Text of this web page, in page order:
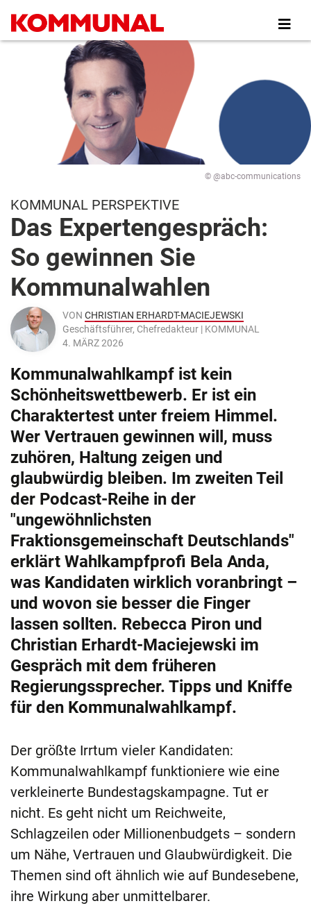
zum
Inhalt
© @abc-communications
KOMMUNAL PERSPEKTIVE
Das Expertengespräch:
So gewinnen Sie
Kommunalwahlen
VON CHRISTIAN ERHARDT-MACIEJEWSKI
Geschäftsführer, Chefredakteur | KOMMUNAL
4. MÄRZ 2026
Kommunalwahlkampf ist kein
Schönheitswettbewerb. Er ist ein
Charaktertest unter freiem Himmel.
Wer Vertrauen gewinnen will, muss
zuhören, Haltung zeigen und
glaubwürdig bleiben. Im zweiten Teil
der Podcast-Reihe in der
"ungewöhnlichsten
Fraktionsgemeinschaft Deutschlands"
erklärt Wahlkampfprofi Bela Anda,
was Kandidaten wirklich voranbringt –
und wovon sie besser die Finger
lassen sollten. Rebecca Piron und
Christian Erhardt-Maciejewski im
Gespräch mit dem früheren
Regierungssprecher. Tipps und Kniffe
für den Kommunalwahlkampf.
Der größte Irrtum vieler Kandidaten:
Kommunalwahlkampf funktioniere wie eine
verkleinerte Bundestagskampagne. Tut er
nicht. Es geht nicht um Reichweite,
Schlagzeilen oder Millionenbudgets – sondern
um Nähe, Vertrauen und Glaubwürdigkeit. Die
Themen sind oft ähnlich wie auf Bundesebene,
ihre Wirkung aber unmittelbarer.